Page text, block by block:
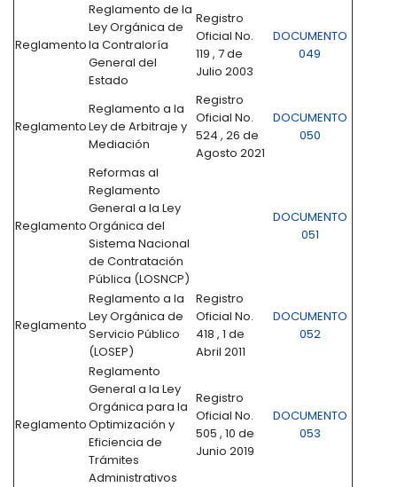
Reglamento
Reglamento de la
Ley Orgánica de
la Contraloría
General del
Estado
Registro
Oficial No.
119 , 7 de
Julio 2003
DOCUMENTO
049
Reglamento
Reglamento a la
Ley de Arbitraje y
Mediación
Registro
Oficial No.
524 , 26 de
Agosto 2021
DOCUMENTO
050
Reglamento
Reformas al
Reglamento
General a la Ley
Orgánica del
Sistema Nacional
de Contratación
Pública (LOSNCP)
DOCUMENTO
051
Reglamento
Reglamento a la
Ley Orgánica de
Servicio Público
(LOSEP)
Registro
Oficial No.
418 , 1 de
Abril 2011
DOCUMENTO
052
Reglamento
Reglamento
General a la Ley
Orgánica para la
Optimización y
Eficiencia de
Trámites
Administrativos
Registro
Oficial No.
505 , 10 de
Junio 2019
DOCUMENTO
053